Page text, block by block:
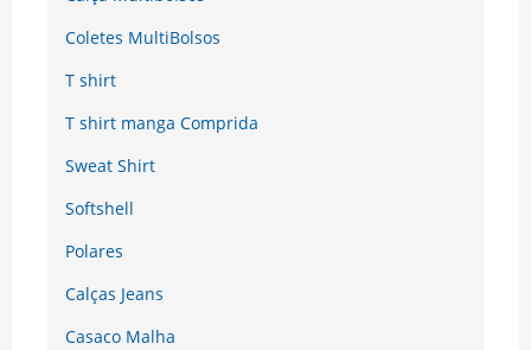
Coletes MultiBolsos
T shirt
T shirt manga Comprida
Sweat Shirt
Softshell
Polares
Calças Jeans
Casaco Malha